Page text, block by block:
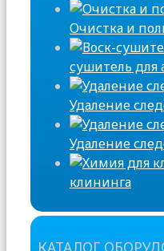
Очистка и
сушитель для
Удаление
Удаление
клининга
КАТАЛОГ